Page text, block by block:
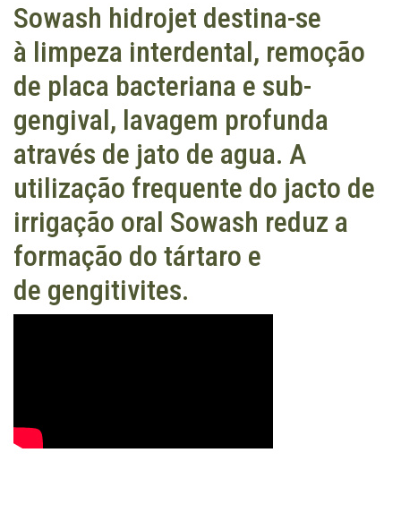
Sowash hidrojet destina-se
à limpeza interdental, remoção
de placa bacteriana e sub-
gengival, lavagem profunda
através de jato de agua. A
utilização frequente do jacto de
irrigação oral Sowash reduz a
formação do tártaro e
de gengitivites.